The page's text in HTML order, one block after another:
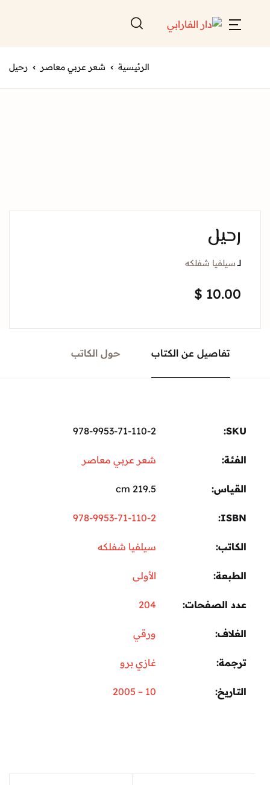
الرئيسية شعر عربي معاصر رحيل
رحيل
لــ سيلفيا شفلكه
$ 10.00
تفاصيل عن الكتاب حول الكاتب
SKU:
978-9953-71-110-2
الفئة: شعر عربي معاصر
القياس 219.5 cm
ISBN
978-9953-71-110-2
الكاتب سيلفيا شفلكه
الطبعة الأولى
عدد الصفحات 204
الغلاف ورقي
ترجمة غازي برو
التاريخ 10 – 2005